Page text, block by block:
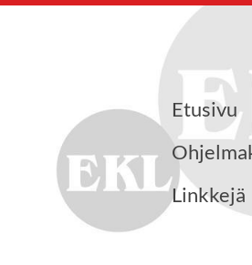
ry Etusivu
Linkkejä